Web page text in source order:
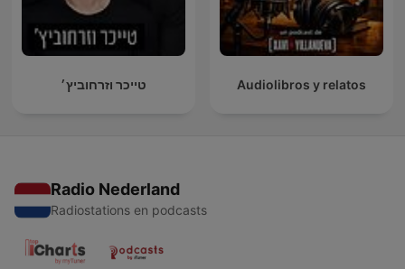
טייכר וזרחוביץ׳ Audiolibros y relatos
Radio Nederland
Radiostations en podcasts